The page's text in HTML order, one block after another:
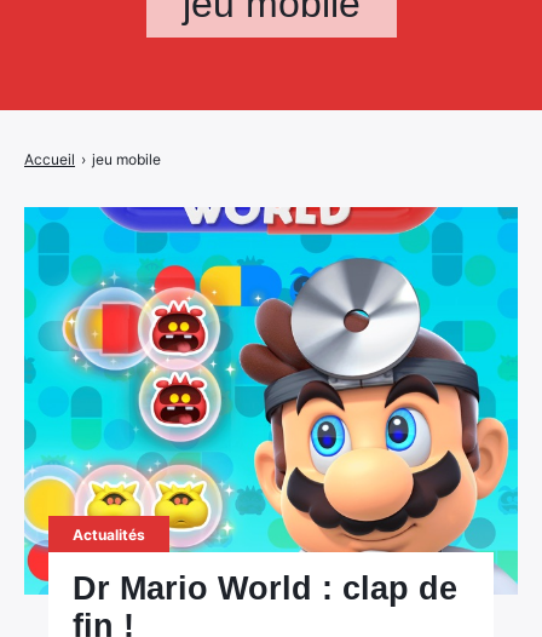
Accueil › jeu mobile
Actualités
Dr Mario World : clap de
fin !